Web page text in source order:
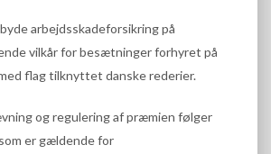
arbejdsskadeforsikring på
vilkår for besætninger forhyret på
flag tilknyttet danske rederier.
og regulering af præmien følger
er gældende for